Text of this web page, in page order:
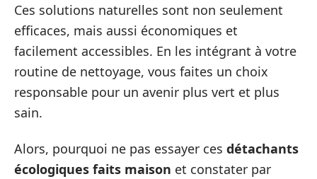
Ces solutions naturelles sont non seulement
efficaces, mais aussi économiques et
facilement accessibles. En les intégrant à votre
routine de nettoyage, vous faites un choix
responsable pour un avenir plus vert et plus
sain.
Alors, pourquoi ne pas essayer ces détachants
écologiques faits maison et constater par